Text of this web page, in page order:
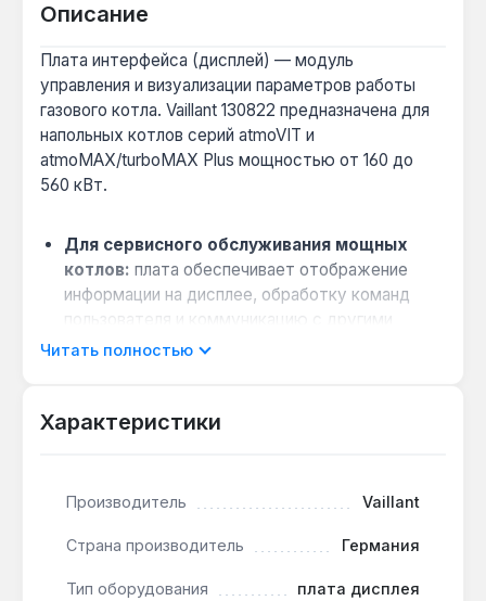
Описание
Плата интерфейса (дисплей) — модуль
управления и визуализации параметров работы
газового котла. Vaillant 130822 предназначена для
напольных котлов серий atmoVIT и
atmoMAX/turboMAX Plus мощностью от 160 до
560 кВт.
Для сервисного обслуживания мощных
котлов: плата обеспечивает отображение
информации на дисплее, обработку команд
пользователя и коммуникацию с другими
модулями управления.
заменить вышедший из строя модуль в
интерфейс осуществляется настройка
диагностика состояния системы отопления.
Читать полностью
Характеристики
Производитель Vaillant
Страна производитель Германия
Тип оборудования плата дисплея